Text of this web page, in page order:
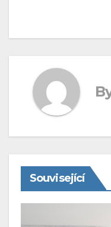
Související